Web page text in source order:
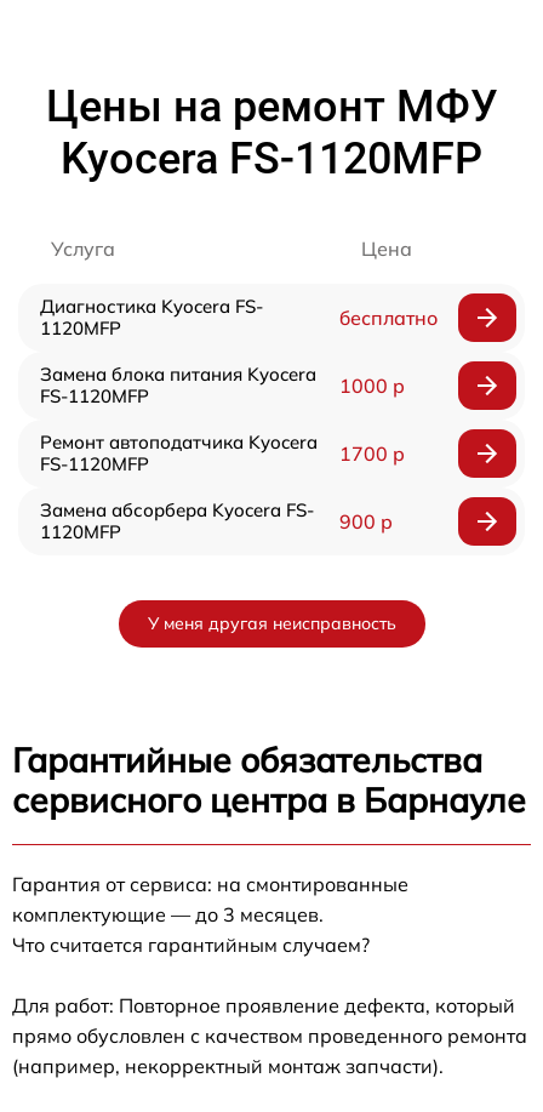
Цены на ремонт МФУ
Kyocera FS-1120MFP
Услуга Цена
Диагностика Kyocera FS-
1120MFP
бесплатно
Замена блока питания Kyocera
FS-1120MFP
1000 р
Ремонт автоподатчика Kyocera
FS-1120MFP
1700 р
Замена абсорбера Kyocera FS-
1120MFP
900 р
У меня другая неисправность
Гарантийные обязательства
сервисного центра в Барнауле
Гарантия от сервиса: на смонтированные
комплектующие — до 3 месяцев.
Что считается гарантийным случаем?
Для работ: Повторное проявление дефекта, который
прямо обусловлен с качеством проведенного ремонта
(например, некорректный монтаж запчасти).